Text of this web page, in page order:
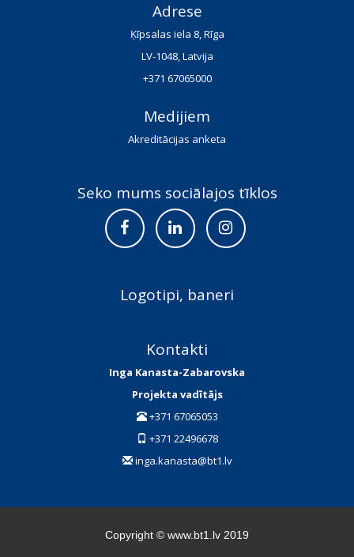
Adrese
Ķīpsalas iela 8, Rīga
LV-1048, Latvija
+371 67065000
Medijiem
Akreditācijas anketa
Seko mums sociālajos tīklos
Logotipi, baneri
Kontakti
Inga Kanasta-Zabarovska
Projekta vadītājs
+371 67065053
+371 22496678
inga.kanasta@bt1.lv
Copyright © www.bt1.lv 2019